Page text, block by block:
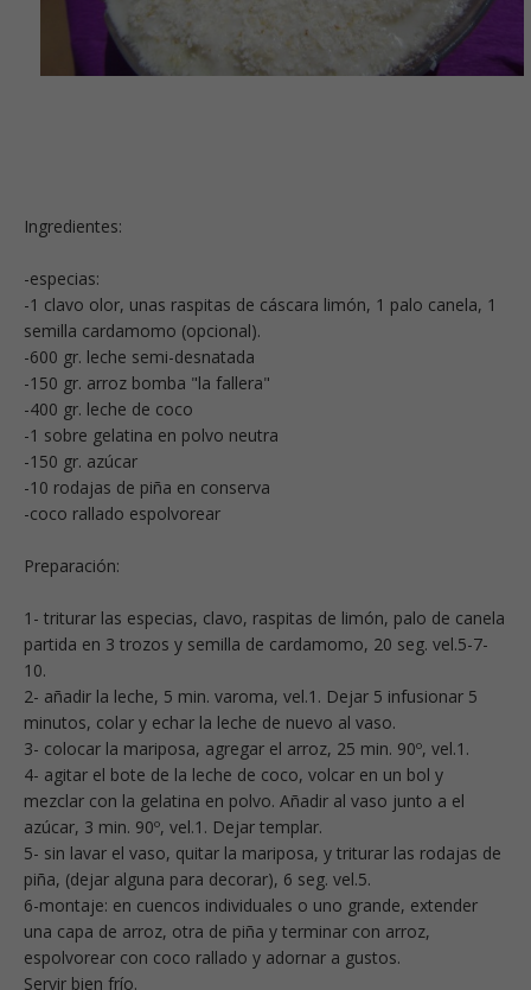
Ingredientes:
-especias:
-1 clavo olor, unas raspitas de cáscara limón, 1 palo canela, 1
semilla cardamomo (opcional).
-600 gr. leche semi-desnatada
-150 gr. arroz bomba "la fallera"
-400 gr. leche de coco
-1 sobre gelatina en polvo neutra
-150 gr. azúcar
-10 rodajas de piña en conserva
-coco rallado espolvorear
Preparación:
1- triturar las especias, clavo, raspitas de limón, palo de canela
partida en 3 trozos y semilla de cardamomo, 20 seg. vel.5-7-
10.
2- añadir la leche, 5 min. varoma, vel.1. Dejar 5 infusionar 5
minutos, colar y echar la leche de nuevo al vaso.
3- colocar la mariposa, agregar el arroz, 25 min. 90º, vel.1.
4- agitar el bote de la leche de coco, volcar en un bol y
mezclar con la gelatina en polvo. Añadir al vaso junto a el
azúcar, 3 min. 90º, vel.1. Dejar templar.
5- sin lavar el vaso, quitar la mariposa, y triturar las rodajas de
piña, (dejar alguna para decorar), 6 seg. vel.5.
6-montaje: en cuencos individuales o uno grande, extender
una capa de arroz, otra de piña y terminar con arroz,
espolvorear con coco rallado y adornar a gustos.
Servir bien frío.